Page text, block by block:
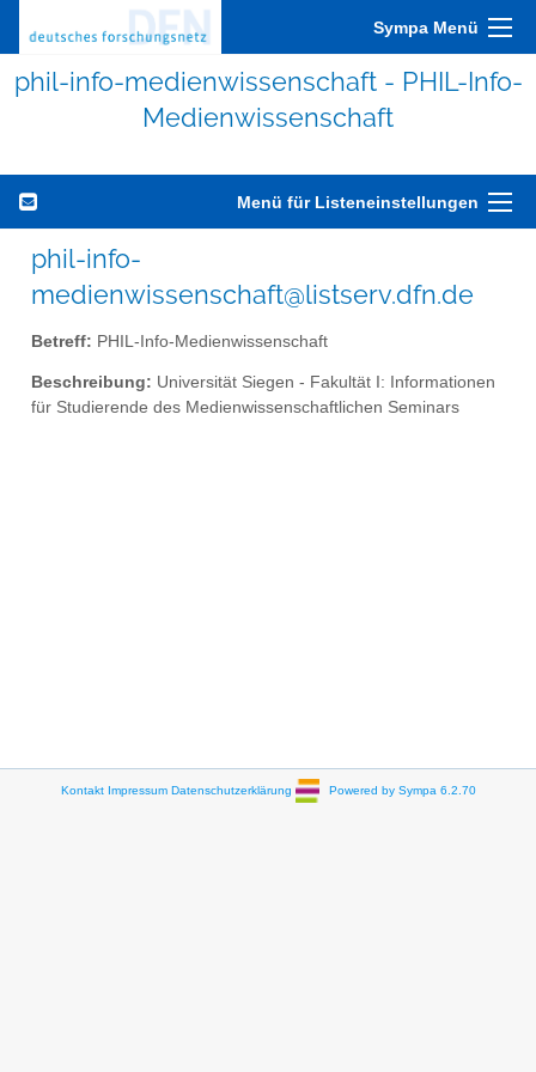
Sympa Menü
phil-info-medienwissenschaft - PHIL-Info-
Medienwissenschaft
Menü für Listeneinstellungen
phil-info-
medienwissenschaft@listserv.dfn.de
Betreff: PHIL-Info-Medienwissenschaft
Beschreibung: Universität Siegen - Fakultät I: Informationen
für Studierende des Medienwissenschaftlichen Seminars
Kontakt Impressum Datenschutzerklärung Powered by Sympa 6.2.70